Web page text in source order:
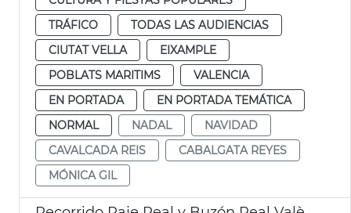
TRÁFICO
TODAS LAS AUDIENCIAS
CIUTAT VELLA
EIXAMPLE
POBLATS MARITIMS
VALENCIA
EN PORTADA
EN PORTADA TEMÁTICA
NORMAL
NADAL
NAVIDAD
CAVALCADA REIS
CABALGATA REYES
MÓNICA GIL